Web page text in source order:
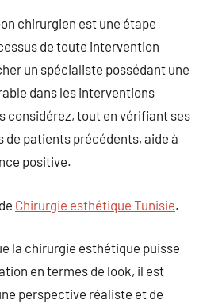
chirurgien est une étape
de toute intervention
un spécialiste possédant une
dans les interventions
considérez, tout en vérifiant ses
patients précédents, aide à
positive.
Chirurgie esthétique Tunisie.
la chirurgie esthétique puisse
en termes de look, il est
perspective réaliste et de